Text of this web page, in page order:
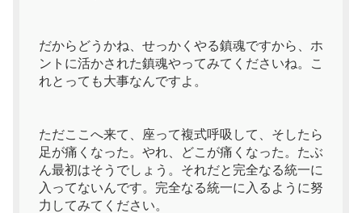
だからどうかね、せっかくやる鎮魂ですから、ホ
ントに活かされた鎮魂やってみてくださいね。こ
れとっても大事なんですよ。
ただここへ来て、座って複式呼吸して、そしたら
足が痛くなった。やれ、どこが痛くなった。たぶ
ん最初はそうでしょう。それだと完全なる統一に
入ってないんです。完全なる統一に入るように努
力してみてください。